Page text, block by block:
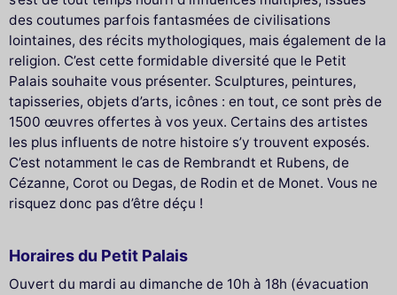
des coutumes parfois fantasmées de civilisations
lointaines, des récits mythologiques, mais également de la
religion. C’est cette formidable diversité que le Petit
Palais souhaite vous présenter. Sculptures, peintures,
tapisseries, objets d’arts, icônes : en tout, ce sont près de
1500 œuvres offertes à vos yeux. Certains des artistes
les plus influents de notre histoire s’y trouvent exposés.
C’est notamment le cas de Rembrandt et Rubens, de
Cézanne, Corot ou Degas, de Rodin et de Monet. Vous ne
risquez donc pas d’être déçu !
Horaires du Petit Palais
Ouvert du mardi au dimanche de 10h à 18h (évacuation